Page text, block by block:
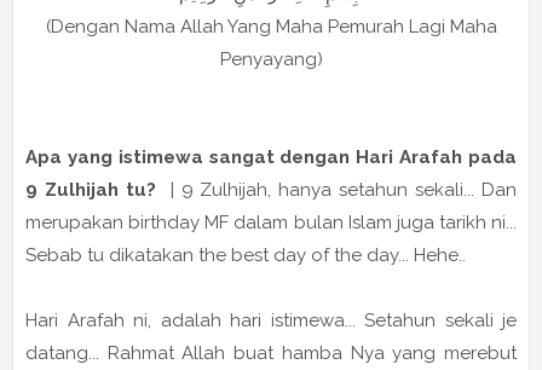
(Dengan Nama Allah Yang Maha Pemurah Lagi Maha
Penyayang)
Apa yang istimewa sangat dengan Hari Arafah pada
9 Zulhijah tu? | 9 Zulhijah, hanya setahun sekali... Dan
merupakan birthday MF dalam bulan Islam juga tarikh ni...
Sebab tu dikatakan the best day of the day... Hehe..
Hari Arafah ni, adalah hari istimewa... Setahun sekali je
datang... Rahmat Allah buat hamba Nya yang merebut